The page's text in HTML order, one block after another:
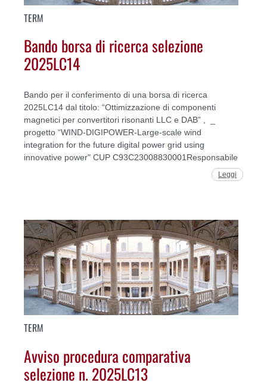
TERM
Bando borsa di ricerca selezione
2025LC14
Bando per il conferimento di una borsa di ricerca
2025LC14 dal titolo: “Ottimizzazione di componenti
magnetici per convertitori risonanti LLC e DAB” , _
progetto “WIND-DIGIPOWER-Large-scale wind
integration for the future digital power grid using
innovative power" CUP C93C23008830001Responsabile
Leggi
TERM
Avviso procedura comparativa
selezione n. 2025LC13